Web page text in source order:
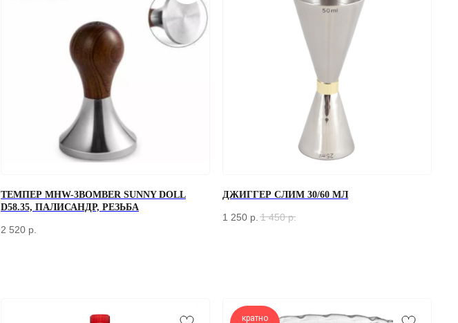
ТЕМПЕР MHW-3BOMBER SUNNY DOLL
D58.35, ПАЛИСАНДР, РЕЗЬБА
2 520 р.
ДЖИГГЕР СЛИМ 30/60 МЛ
1 250 р. 1 450 р.
кратно